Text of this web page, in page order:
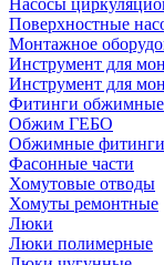
Поверхностные
Монтажное
Инструмент для
Инструмент для
Фитинги обжимные
Обжим ГЕБО
Обжимные фитинги
Фасонные части
Хомутовые отводы
Хомуты ремонтные
Люки
Люки полимерные